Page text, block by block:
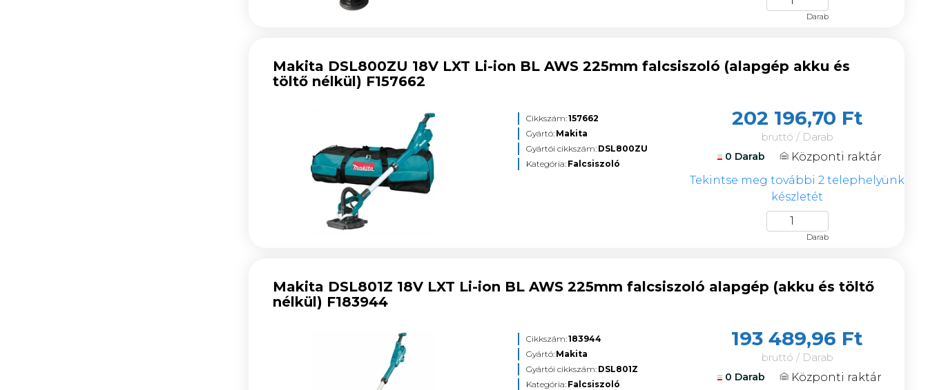
Darab
Makita DSL800ZU 18V LXT Li-ion BL AWS 225mm falcsiszoló (alapgép akku és
töltő nélkül) F157662
Cikkszám:157662
Gyártó: Makita
Gyártói cikkszám: DSL800ZU
Kategória: Falcsiszoló
202 196,70 Ft
bruttó / Darab
0 Darab
Központi raktár
Tekintse meg további 2 telephelyünk
készletét
Darab
Makita DSL801Z 18V LXT Li-ion BL AWS 225mm falcsiszoló alapgép (akku és töltő
nélkül) F183944
Cikkszám:183944
Gyártó: Makita
Gyártói cikkszám: DSL801Z
Kategória: Falcsiszoló
193 489,96 Ft
bruttó / Darab
0 Darab
Központi raktár